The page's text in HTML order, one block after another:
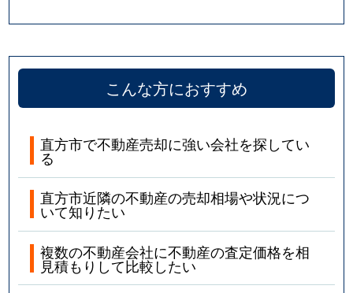
こんな方におすすめ
直方市で不動産売却に強い会社を探してい
る
直方市近隣の不動産の売却相場や状況につ
いて知りたい
複数の不動産会社に不動産の査定価格を相
見積もりして比較したい